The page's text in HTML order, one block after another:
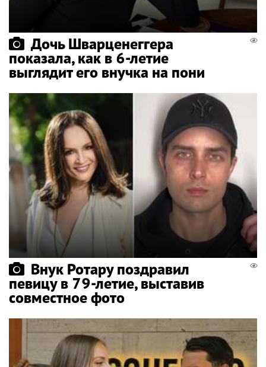
Дочь Шварценеггера
показала, как в 6-летие
выглядит его внучка на пони
Внук Ротару поздравил
певицу в 79-летие, выставив
совместное фото